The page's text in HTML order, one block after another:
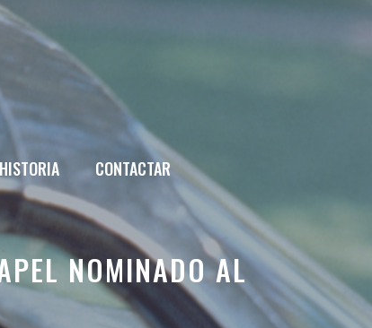
CONTACTAR
NOMINADO AL